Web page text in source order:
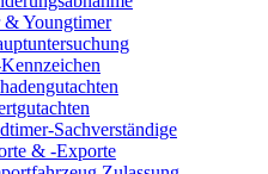
Youngtimer
Sachverständige
& -Exporte